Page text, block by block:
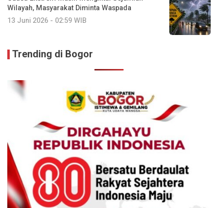
Wilayah, Masyarakat Diminta Waspada
13 Juni 2026 - 02:59 WIB
Trending di Bogor